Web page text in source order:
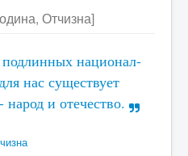
Отчизна]
подлинных национал-
нас существует
народ и отечество.